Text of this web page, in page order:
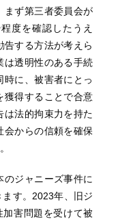
まず第三者委員会が
度を確認したうえ
告する方法が考えら
は透明性のある手続
に、被害者にとっ
獲得することで合意
は法的拘束力を持た
会からの信頼を確保
のジャニーズ事件に
す。2023年、旧ジ
加害問題を受けて被